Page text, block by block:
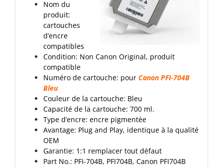
Nom du
produit:
cartouches
d’encre
compatibles
Condition: Non Canon Original, produit
compatible
Numéro de cartouche: pour Canon PFI-704B
Bleu
Couleur de la cartouche: Bleu
Capacité de la cartouche: 700 ml.
Type d’encre: encre pigmentée
Avantage: Plug and Play, identique à la qualité
OEM
Garantie: 1:1 remplacer tout défaut
Part No.: PFI-704B, PFI704B, Canon PFI704B